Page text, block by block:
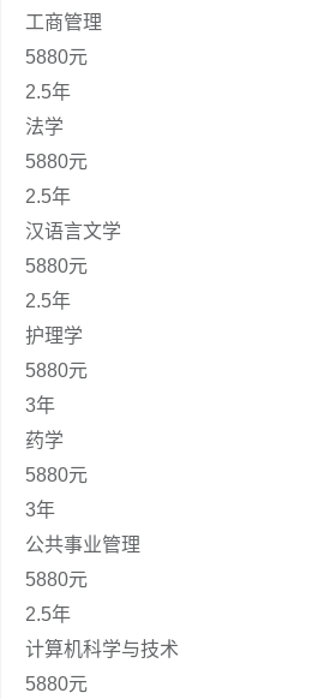
工商管理
5880元
2.5年
法学
5880元
2.5年
汉语言文学
5880元
2.5年
护理学
5880元
3年
药学
5880元
3年
公共事业管理
5880元
2.5年
计算机科学与技术
5880元